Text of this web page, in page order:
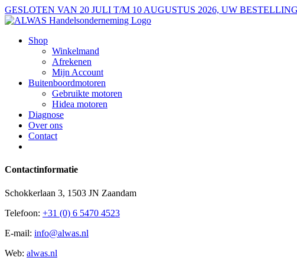
Ga
naar
GESLOTEN VAN 20 JULI T/M 10 AUGUSTUS 2026, UW
Shop
Winkelmand
Afrekenen
Mijn Account
Buitenboordmotoren
Gebruikte motoren
Hidea motoren
Diagnose
Over ons
Contact
Contactinformatie
Schokkerlaan 3, 1503 JN Zaandam
Telefoon: +31 (0) 6 5470 4523
E-mail: info@alwas.nl
Web: alwas.nl